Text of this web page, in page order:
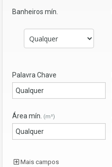
Banheiros mín.
Palavra Chave
Área mín. (m²)
Mais campos